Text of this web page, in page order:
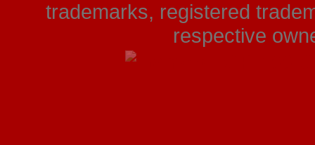
trademarks, registered
respective